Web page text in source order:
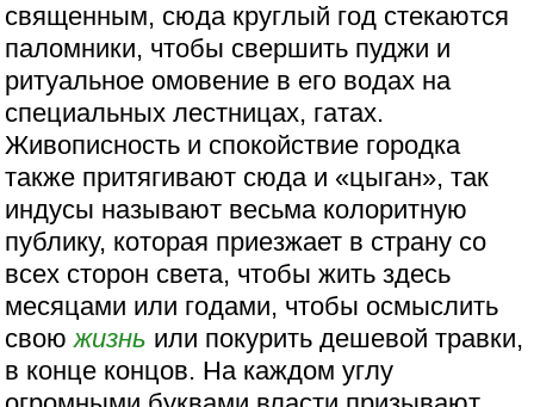
священным, сюда круглый год стекаются
паломники, чтобы свершить пуджи и
ритуальное омовение в его водах на
специальных лестницах, гатах.
Живописность и спокойствие городка
также притягивают сюда и «цыган», так
индусы называют весьма колоритную
публику, которая приезжает в страну со
всех сторон света, чтобы жить здесь
месяцами или годами, чтобы осмыслить
своюжизнь или покурить дешевой травки,
в конце концов. На каждом углу